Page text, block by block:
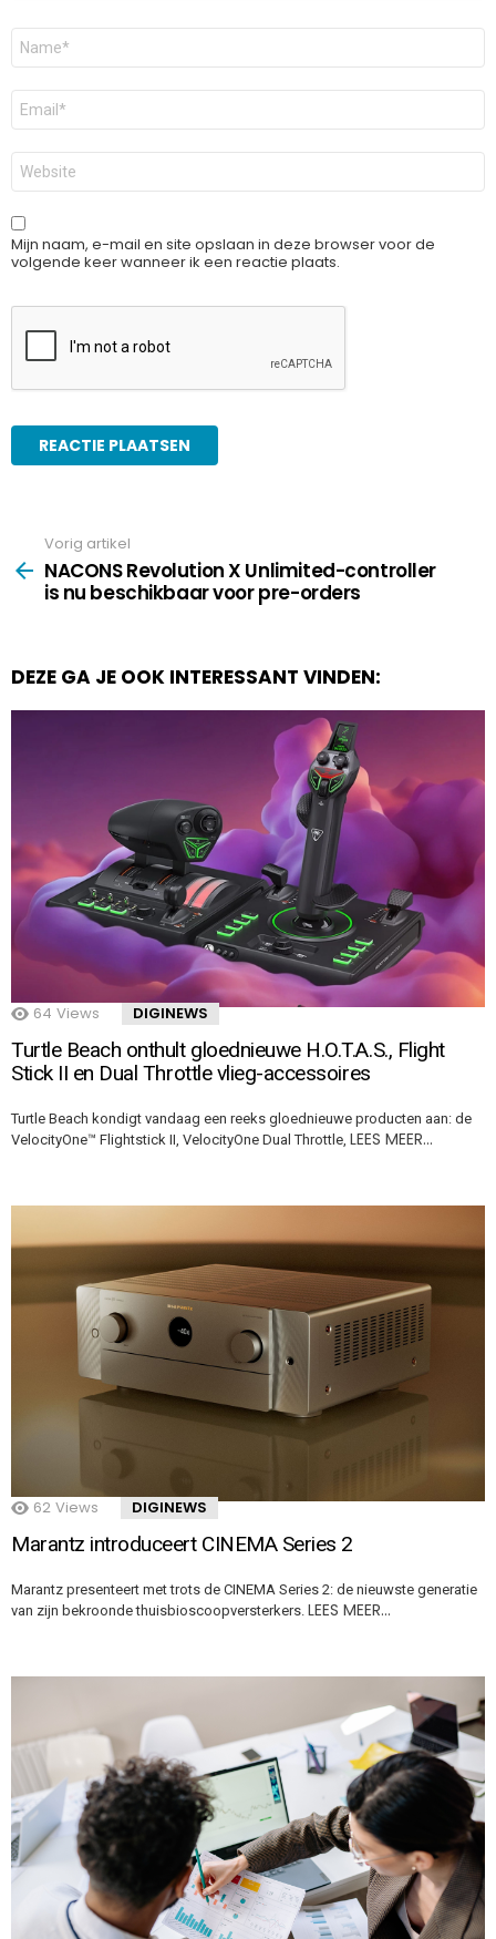
Naam
E-
mail
*
Site
Mijn naam, e-mail en site opslaan in deze browser voor de
volgende keer wanneer ik een reactie plaats.
more
Vorig artikel
NACONS Revolution X Unlimited-controller
is nu beschikbaar voor pre-orders
DEZE GA JE OOK INTERESSANT VINDEN:
64 Views DIGINEWS
Turtle Beach onthult gloednieuwe H.O.T.A.S., Flight
Stick II en Dual Throttle vlieg-accessoires
Turtle Beach kondigt vandaag een reeks gloednieuwe producten aan: de
VelocityOne™ Flightstick II, VelocityOne Dual Throttle, LEES MEER…
62 Views DIGINEWS
Marantz introduceert CINEMA Series 2
Marantz presenteert met trots de CINEMA Series 2: de nieuwste generatie
van zijn bekroonde thuisbioscoopversterkers. LEES MEER…